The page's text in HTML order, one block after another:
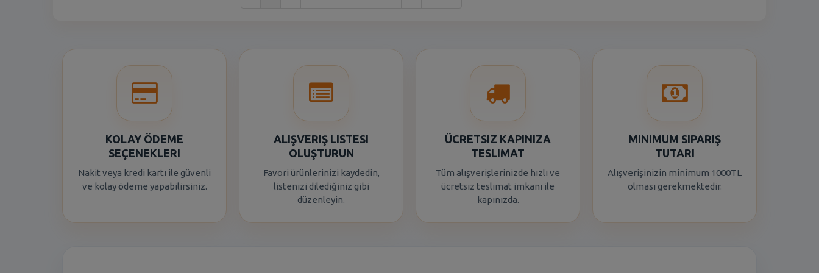
KOLAY ÖDEME
SEÇENEKLERI
Nakit veya kredi kartı ile güvenli
ve kolay ödeme yapabilirsiniz.
ALIŞVERIŞ LISTESI
OLUŞTURUN
Favori ürünlerinizi kaydedin,
listenizi dilediğiniz gibi
düzenleyin.
ÜCRETSIZ KAPINIZA
TESLIMAT
Tüm alışverişlerinizde hızlı ve
ücretsiz teslimat imkanı ile
kapınızda.
MINIMUM SIPARIŞ
TUTARI
Alışverişinizin minimum 1000TL
olması gerekmektedir.